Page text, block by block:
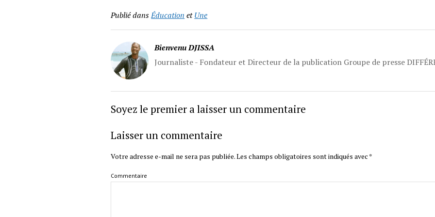
Publié dansÉducation etUne
Bienvenu DJISSA
Journaliste - Fondateur et Directeur de la publication Groupe de presse
Soyez le premier a laisser un commentaire
Laisser un commentaire
Votre adresse e-mail ne sera pas publiée.Les champs obligatoires sont indiqués avec *
Commentaire